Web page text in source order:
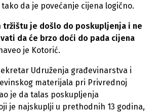
da je povećanje cijena logično.
tržištu je došlo do poskupljenja i ne
da će brzo doći do pada cijena
je Kotorić.
Udruženja građevinarstva i
materijala pri Privrednoj
je da talas poskupljenja
je najskuplji u prethodnih 13 godina,